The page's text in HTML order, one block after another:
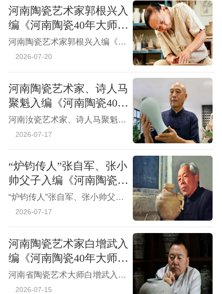
河南陶瓷艺术家郭根兴入
编《河南陶瓷40年大师精
品鉴藏》
河南陶瓷艺术家郭根兴入编《河南陶瓷40年大师精品鉴藏》
2026-07-20
河南陶瓷艺术家、诗人马
聚魁入编《河南陶瓷40年
大师精品鉴藏》
河南汝瓷艺术家、诗人马聚魁入编《河南陶瓷40年大师精品鉴藏》
2026-07-17
“炉钧传人”张自军、张小
帅父子入编《河南陶瓷40
年大师精品鉴藏》
“炉钧传人”张自军、张小帅父子入编《河南陶瓷40年大师精品鉴藏》
2026-07-17
河南陶瓷艺术家白增武入
编《河南陶瓷40年大师精
品鉴藏》
河南省陶瓷艺术大师白增武入编《河南陶瓷40年大师精品鉴藏》
2026-07-15